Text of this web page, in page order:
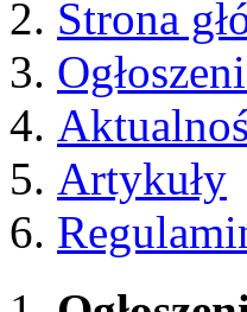
Strona
Artykuły